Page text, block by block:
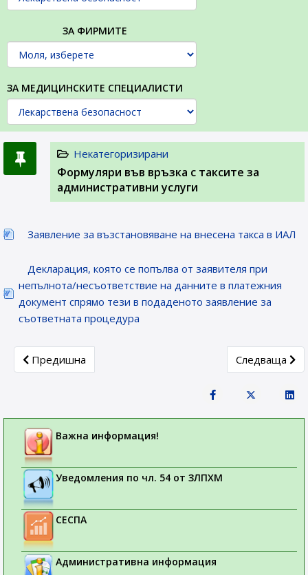
ЗА ФИРМИТЕ
ЗА МЕДИЦИНСКИТЕ СПЕЦИАЛИСТИ
Некатегоризирани
Формуляри във връзка с таксите за
административни услуги
Заявление за възстановяване на внесена такса в ИАЛ
Декларация, която се попълва от заявителя при
непълнота/несъответствие на данните в платежния
документ спрямо тези в подаденото заявление за
съответната процедура
Previous article: ИНТЕГРИРАНА СИСТЕМА ЗА
Предишна Next article:
Следваща
Важна информация!
Уведомления по чл. 54 от ЗЛПХМ
СЕСПА
Административна информация